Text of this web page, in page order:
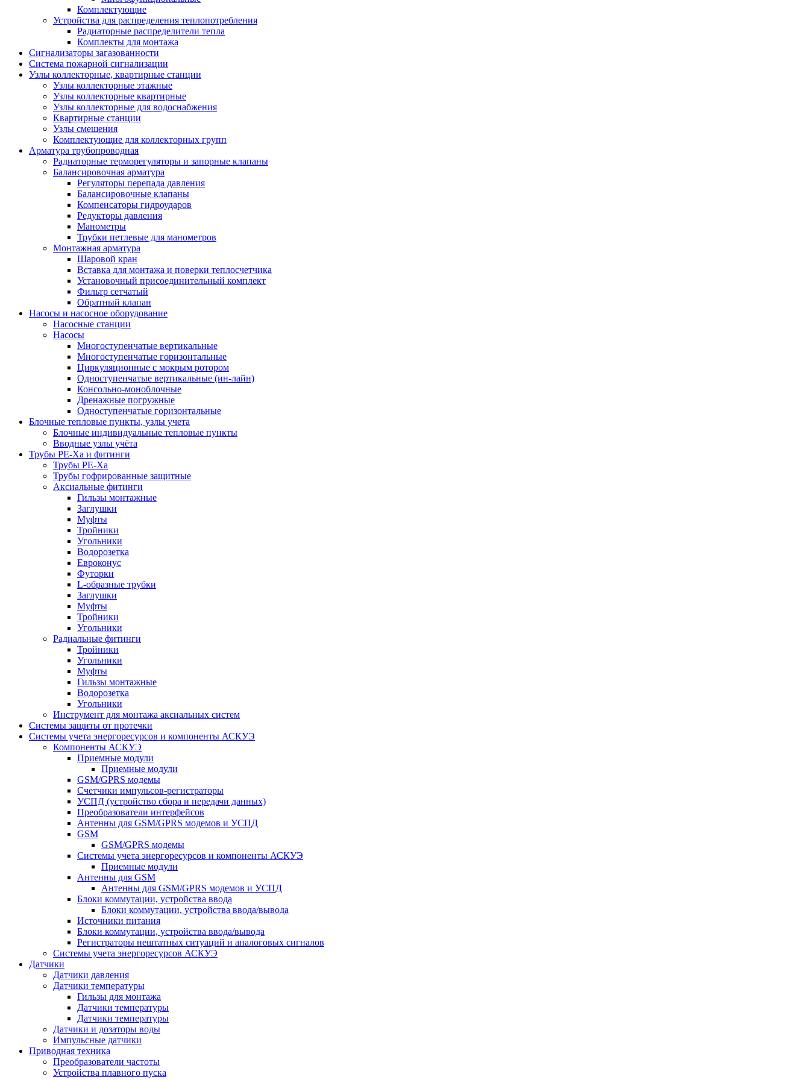
Комплектующие
Устройства для распределения теплопотребления
Радиаторные распределители тепла
Комплекты для монтажа
Сигнализаторы загазованности
Система пожарной сигнализации
Узлы коллекторные, квартирные станции
Узлы коллекторные этажные
Узлы коллекторные квартирные
Узлы коллекторные для водоснабжения
Квартирные станции
Узлы смешения
Комплектующие для коллекторных групп
Арматура трубопроводная
Радиаторные терморегуляторы и запорные клапаны
Балансировочная арматура
Регуляторы перепада давления
Балансировочные клапаны
Компенсаторы гидроударов
Редукторы давления
Манометры
Трубки петлевые для манометров
Монтажная арматура
Шаровой кран
Вставка для монтажа и поверки теплосчетчика
Установочный присоединительный комплект
Фильтр сетчатый
Обратный клапан
Насосы и насосное оборудование
Насосные станции
Насосы
Многоступенчатые вертикальные
Многоступенчатые горизонтальные
Циркуляционные с мокрым ротором
Одноступенчатые вертикальные (ин-лайн)
Консольно-моноблочные
Дренажные погружные
Одноступенчатые горизонтальные
Блочные тепловые пункты, узлы учета
Блочные индивидуальные тепловые пункты
Вводные узлы учёта
Трубы РЕ-Ха и фитинги
Трубы РЕ-Ха
Трубы гофрированные защитные
Аксиальные фитинги
Гильзы монтажные
Заглушки
Муфты
Тройники
Угольники
Водорозетка
Евроконус
Футорки
L-образные трубки
Заглушки
Муфты
Тройники
Угольники
Радиальные фитинги
Тройники
Угольники
Муфты
Гильзы монтажные
Водорозетка
Угольники
Инструмент для монтажа аксиальных систем
Системы защиты от протечки
Системы учета энергоресурсов и компоненты АСКУЭ
Компоненты АСКУЭ
Приемные модули
Приемные модули
GSM/GPRS модемы
Счетчики импульсов-регистраторы
УСПД (устройство сбора и передачи данных)
Преобразователи интерфейсов
Антенны для GSM/GPRS модемов и УСПД
GSM
GSM/GPRS модемы
Системы учета энергоресурсов и компоненты АСКУЭ
Приемные модули
Антенны для GSM
Антенны для GSM/GPRS модемов и УСПД
Блоки коммутации, устройства ввода
Блоки коммутации, устройства ввода/вывода
Источники питания
Блоки коммутации, устройства ввода/вывода
Регистраторы нештатных ситуаций и аналоговых сигналов
Системы учета энергоресурсов АСКУЭ
Датчики
Датчики давления
Датчики температуры
Гильзы для монтажа
Датчики температуры
Датчики температуры
Датчики и дозаторы воды
Импульсные датчики
Приводная техника
Преобразователи частоты
Устройства плавного пуска